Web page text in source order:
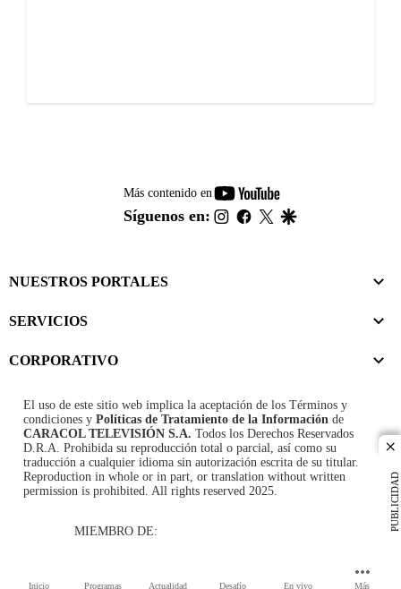
Inicio Programas Actualidad Desafío En vivo Más
PUBLICIDAD
Más contenido en
youtube-
footer
Síguenos en: instagram
facebook
twitter
NUESTROS PORTALES
SERVICIOS
CORPORATIVO
El uso de este sitio web implica la aceptación de los Términos y
condiciones y Políticas de Tratamiento de la Información de
CARACOL TELEVISIÓN S.A. Todos los Derechos Reservados
D.R.A. Prohibida su reproducción total o parcial, así como su
traducción a cualquier idioma sin autorización escrita de su titular.
Reproduction in whole or in part, or translation without written
permission is prohibited. All rights reserved 2025.
MIEMBRO DE: